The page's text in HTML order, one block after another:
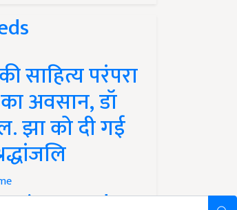
साहित्य परंपरा
अवसान, डॉ
झा को दी गई